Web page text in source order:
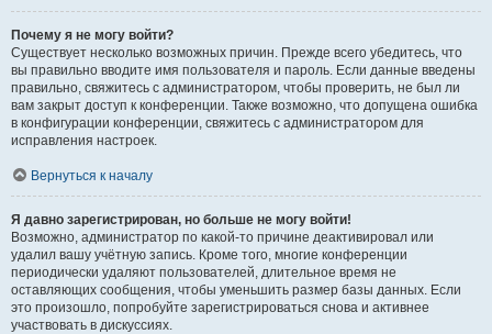
Почему я не могу войти?
Существует несколько возможных причин. Прежде всего убедитесь, что
вы правильно вводите имя пользователя и пароль. Если данные введены
правильно, свяжитесь с администратором, чтобы проверить, не был ли
вам закрыт доступ к конференции. Также возможно, что допущена ошибка
в конфигурации конференции, свяжитесь с администратором для
исправления настроек.
Вернуться к началу
Я давно зарегистрирован, но больше не могу войти!
Возможно, администратор по какой-то причине деактивировал или
удалил вашу учётную запись. Кроме того, многие конференции
периодически удаляют пользователей, длительное время не
оставляющих сообщения, чтобы уменьшить размер базы данных. Если
это произошло, попробуйте зарегистрироваться снова и активнее
участвовать в дискуссиях.